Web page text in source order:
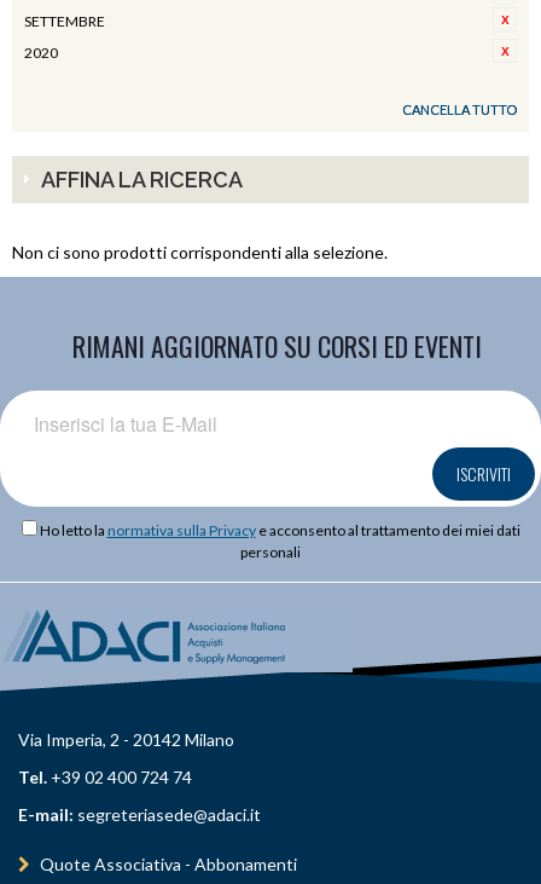
SETTEMBRE
2020
CANCELLA TUTTO
AFFINA LA RICERCA
Non ci sono prodotti corrispondenti alla selezione.
RIMANI AGGIORNATO SU CORSI ED EVENTI
ISCRIVITI
Ho letto la normativa sulla Privacye acconsento al trattamento dei miei dati
personali
Via Imperia, 2 - 20142 Milano
Tel. +39 02 400 724 74
E-mail: segreteriasede@adaci.it
Quote Associativa - Abbonamenti